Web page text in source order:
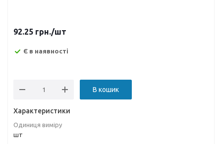
92.25 грн./шт
Є в наявності
В кошик
Характеристики
Одиниця виміру
шт